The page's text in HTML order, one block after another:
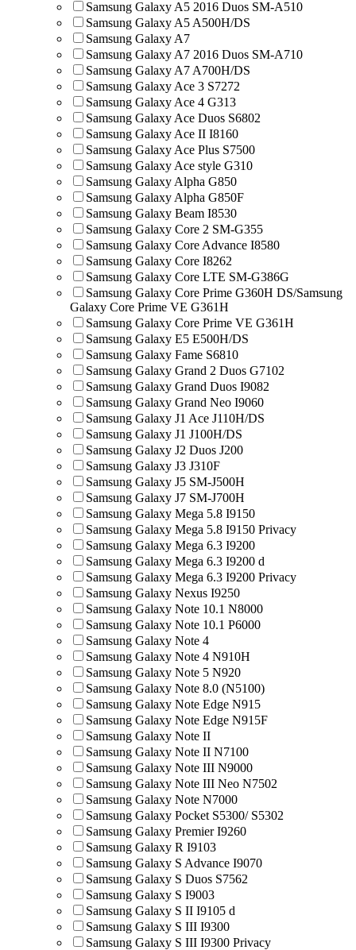
Samsung Galaxy A5 2016 Duos SM-A510
Samsung Galaxy A5 A500H/DS
Samsung Galaxy A7
Samsung Galaxy A7 2016 Duos SM-A710
Samsung Galaxy A7 A700H/DS
Samsung Galaxy Ace 3 S7272
Samsung Galaxy Ace 4 G313
Samsung Galaxy Ace Duos S6802
Samsung Galaxy Ace II I8160
Samsung Galaxy Ace Plus S7500
Samsung Galaxy Ace style G310
Samsung Galaxy Alpha G850
Samsung Galaxy Alpha G850F
Samsung Galaxy Beam I8530
Samsung Galaxy Core 2 SM-G355
Samsung Galaxy Core Advance I8580
Samsung Galaxy Core I8262
Samsung Galaxy Core LTE SM-G386G
Samsung Galaxy Core Prime G360H DS/Samsung
Galaxy Core Prime VE G361H
Samsung Galaxy Core Prime VE G361H
Samsung Galaxy E5 E500H/DS
Samsung Galaxy Fame S6810
Samsung Galaxy Grand 2 Duos G7102
Samsung Galaxy Grand Duos I9082
Samsung Galaxy Grand Neo I9060
Samsung Galaxy J1 Ace J110H/DS
Samsung Galaxy J1 J100H/DS
Samsung Galaxy J2 Duos J200
Samsung Galaxy J3 J310F
Samsung Galaxy J5 SM-J500H
Samsung Galaxy J7 SM-J700H
Samsung Galaxy Mega 5.8 I9150
Samsung Galaxy Mega 5.8 I9150 Privacy
Samsung Galaxy Mega 6.3 I9200
Samsung Galaxy Mega 6.3 I9200 d
Samsung Galaxy Mega 6.3 I9200 Privacy
Samsung Galaxy Nexus I9250
Samsung Galaxy Note 10.1 N8000
Samsung Galaxy Note 10.1 P6000
Samsung Galaxy Note 4
Samsung Galaxy Note 4 N910H
Samsung Galaxy Note 5 N920
Samsung Galaxy Note 8.0 (N5100)
Samsung Galaxy Note Edge N915
Samsung Galaxy Note Edge N915F
Samsung Galaxy Note II
Samsung Galaxy Note II N7100
Samsung Galaxy Note III N9000
Samsung Galaxy Note III Neo N7502
Samsung Galaxy Note N7000
Samsung Galaxy Pocket S5300/ S5302
Samsung Galaxy Premier I9260
Samsung Galaxy R I9103
Samsung Galaxy S Advance I9070
Samsung Galaxy S Duos S7562
Samsung Galaxy S I9003
Samsung Galaxy S II I9105 d
Samsung Galaxy S III I9300
Samsung Galaxy S III I9300 Privacy